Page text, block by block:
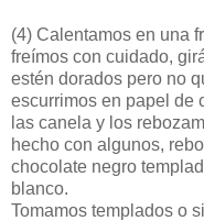
(4) Calentamos en una
freímos con cuidado,
estén dorados pero no
escurrimos en papel de
las canela y los
hecho con algunos,
chocolate negro
blanco.
Tomamos templados o